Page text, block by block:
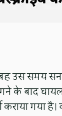
सुबह उस
के बाद
गया